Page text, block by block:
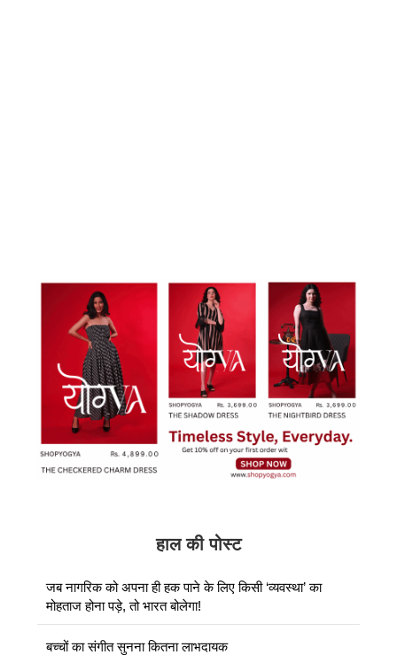
हाल की पोस्ट
जब नागरिक को अपना ही हक पाने के लिए किसी ‘व्यवस्था’ का
मोहताज होना पड़े, तो भारत बोलेगा!
बच्चों का संगीत सुनना कितना लाभदायक